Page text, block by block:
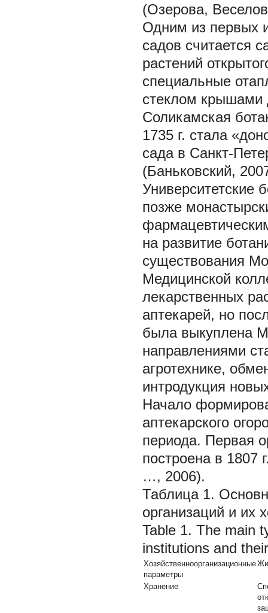
(Озерова,
Одним из первых
садов считается
растений
специальные
стеклом крышами
Соликамская
1735 г. стала
сада в Санкт-
(Баньковский,
Университетские
позже
на развитие
существования
Медицинской
лекарственных
аптекарей, но
была выкуплена
направлениями
агротехнике,
интродукция
Начало
аптекарского
периода. Первая
построена в 1807
…, 2006).
Таблица 1.
организаций и их
Table 1. The main
institutions and
Хозяйственноорганизационные
параметры
Хранение